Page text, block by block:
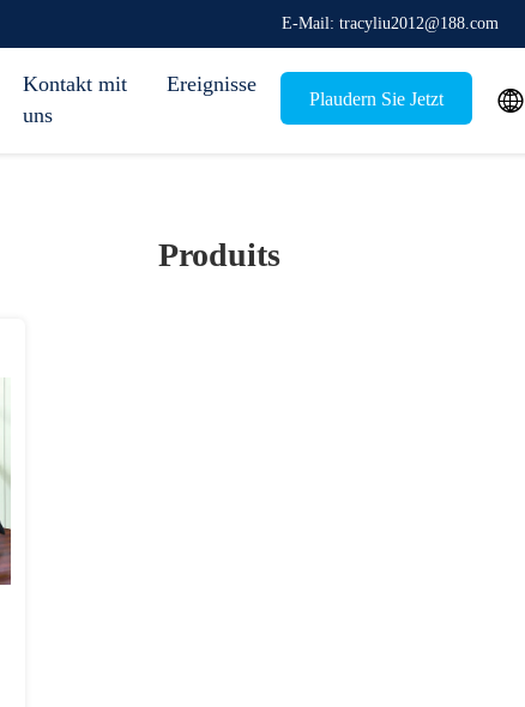
E-Mail: tracyliu2012@188.com
Kontakt mit
uns
Ereignisse
Plaudern Sie Jetzt 
Produits